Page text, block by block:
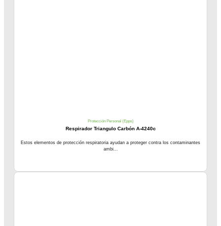
Protección Personal (Epps)
Respirador Triangulo Carbón A-4240c
Estos elementos de protección respiratoria ayudan a proteger contra los contaminantes
ambi...